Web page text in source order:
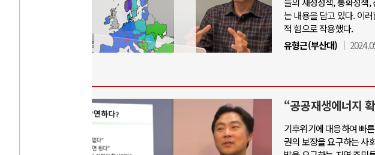
는 내용을 담고 있다. 이
적 힘으로 작용했다.
유형근(부산대)
“공공재생에너지
기후위기에 대응하여 빠
권의 보장을 요구하는 사